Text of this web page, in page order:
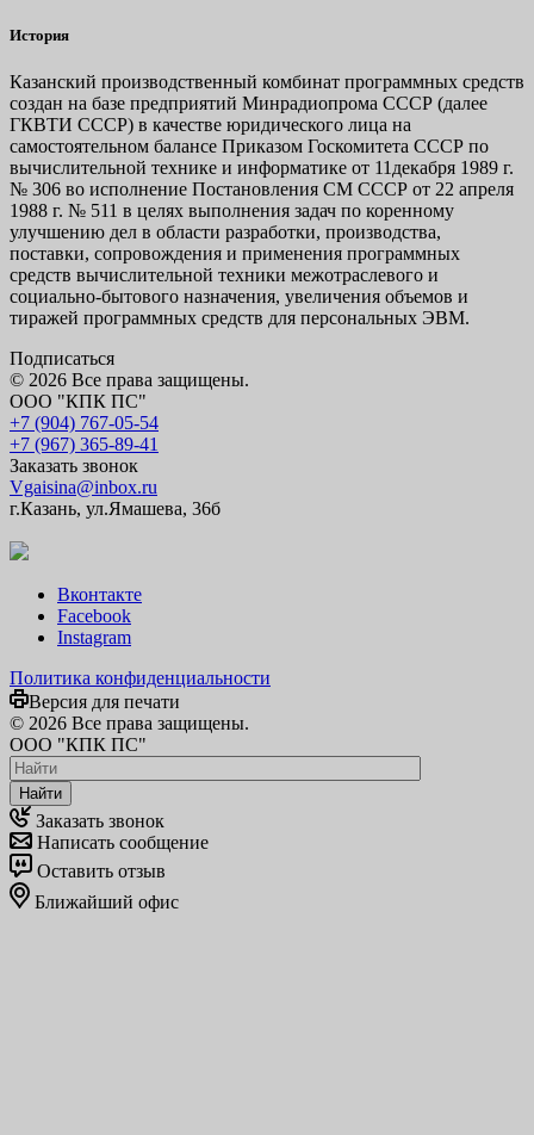
История
Казанский производственный комбинат программных средств
создан на базе предприятий Минрадиопрома СССР (далее
ГКВТИ СССР) в качестве юридического лица на
самостоятельном балансе Приказом Госкомитета СССР по
вычислительной технике и информатике от 11декабря 1989 г.
№ 306 во исполнение Постановления СМ СССР от 22 апреля
1988 г. № 511 в целях выполнения задач по коренному
улучшению дел в области разработки, производства,
поставки, сопровождения и применения программных
средств вычислительной техники межотраслевого и
социально-бытового назначения, увеличения объемов и
тиражей программных средств для персональных ЭВМ.
Подписаться
© 2026 Все права защищены.
ООО "КПК ПС"
+7 (904) 767-05-54
+7 (967) 365-89-41
Заказать звонок
Vgaisina@inbox.ru
г.Казань, ул.Ямашева, 36б
Вконтакте
Facebook
Instagram
Политика конфиденциальности
Версия для печати
© 2026 Все права защищены.
ООО "КПК ПС"
Найти
Заказать звонок
Написать сообщение
Оставить отзыв
Ближайший офис